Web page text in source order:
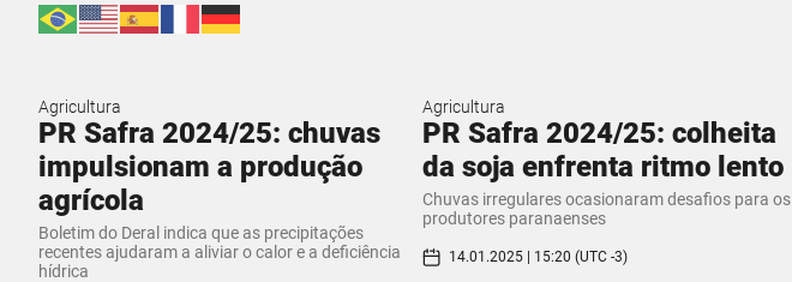
Agricultura
PR Safra 2024/25: chuvas
impulsionam a produção
agrícola
Boletim do Deral indica que as precipitações
recentes ajudaram a aliviar o calor e a deficiência
hídrica
Agricultura
PR Safra 2024/25: colheita
da soja enfrenta ritmo lento
Chuvas irregulares ocasionaram desafios para os
produtores paranaenses
14.01.2025 | 15:20 (UTC -3)